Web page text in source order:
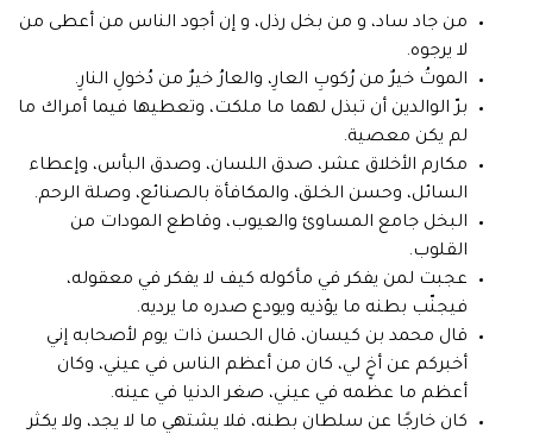
من جاد ساد، و من بخل رذل، و إن أجود الناس من أعطى من
لا يرجوه.
الموتُ خيرٌ من رُكوبِ العارِ، والعارُ خيرٌ من دُخولِ النارِ.
برّ الوالدين أن تبذل لهما ما ملكت، وتعطيها فيما أمراك ما
لم يكن معصية.
مكارم الأخلاق عشر، صدق اللسان، وصدق البأس، وإعطاء
السائل، وحسن الخلق، والمكافأة بالصنائع، وصلة الرحم.
البخل جامع المساوئ والعيوب، وقاطع المودات من
القلوب.
عجبت لمن يفكر في مأكوله كيف لا يفكر في معقوله،
فيجنّب بطنه ما يؤذيه ويودع صدره ما يرديه.
قال محمد بن كيسان، قال الحسن ذات يوم لأصحابه إني
أخبركم عن أخٍ لي، كان من أعظم الناس في عيني، وكان
أعظم ما عظمه في عيني، صغر الدنيا في عينه.
كان خارجًا عن سلطان بطنه، فلا يشتهي ما لا يجد، ولا يكثر